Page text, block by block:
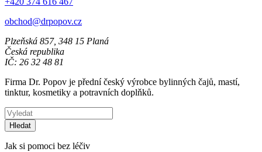
obchod@drpopov.cz
Plzeňská 857, 348 15 Planá
Česká republika
IČ: 26 32 48 81
Firma Dr. Popov je přední český výrobce bylinných čajů, mastí,
tinktur, kosmetiky a potravních doplňků.
Hledat
Jak si pomoci bez léčiv